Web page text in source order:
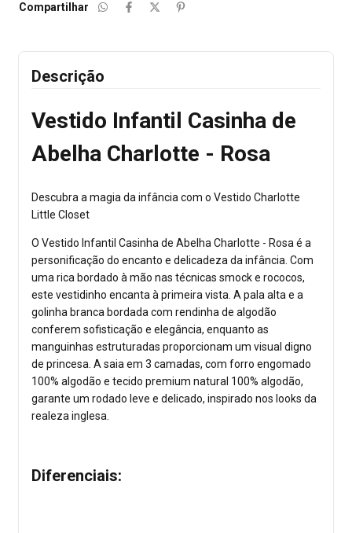
Compartilhar
Descrição
Vestido Infantil Casinha de
Abelha Charlotte - Rosa
Descubra a magia da infância com o Vestido Charlotte
Little Closet
O Vestido Infantil Casinha de Abelha Charlotte - Rosa é a
personificação do encanto e delicadeza da infância. Com
uma rica bordado à mão nas técnicas smock e rococos,
este vestidinho encanta à primeira vista. A pala alta e a
golinha branca bordada com rendinha de algodão
conferem sofisticação e elegância, enquanto as
manguinhas estruturadas proporcionam um visual digno
de princesa. A saia em 3 camadas, com forro engomado
100% algodão e tecido premium natural 100% algodão,
garante um rodado leve e delicado, inspirado nos looks da
realeza inglesa.
Diferenciais: